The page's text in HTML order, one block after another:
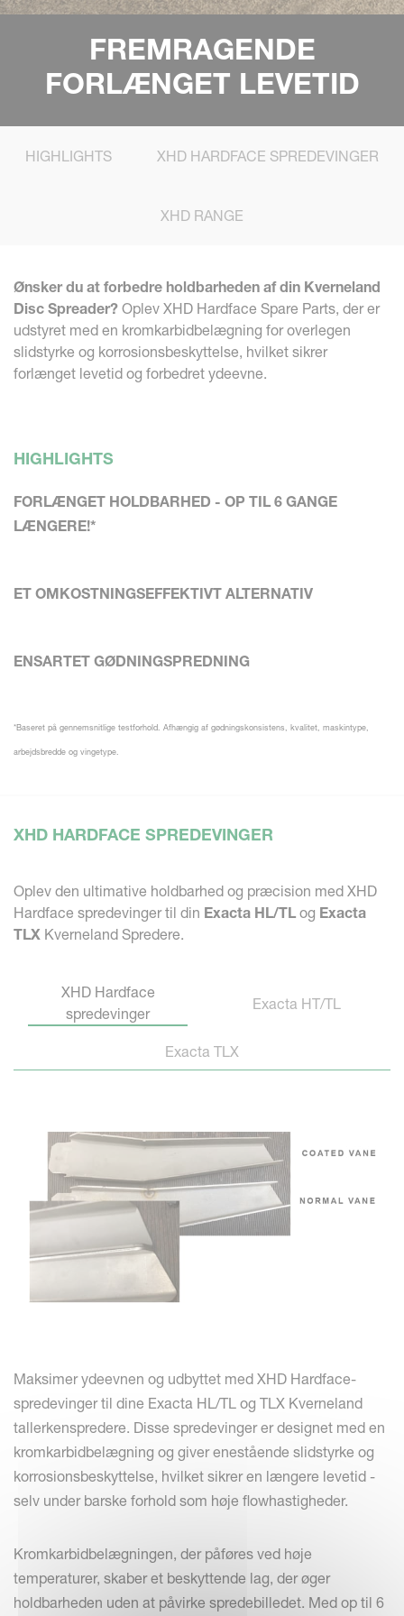
FREMRAGENDE
FORLÆNGET LEVETID
HIGHLIGHTS XHD HARDFACE SPREDEVINGER
XHD RANGE
Ønsker du at forbedre holdbarheden af din Kverneland
Disc Spreader? Oplev XHD Hardface Spare Parts, der er
udstyret med en kromkarbidbelægning for overlegen
slidstyrke og korrosionsbeskyttelse, hvilket sikrer
forlænget levetid og forbedret ydeevne.
HIGHLIGHTS
FORLÆNGET HOLDBARHED - OP TIL 6 GANGE
LÆNGERE!*
ET OMKOSTNINGSEFFEKTIVT ALTERNATIV
ENSARTET GØDNINGSPREDNING
*Baseret på gennemsnitlige testforhold. Afhængig af gødningskonsistens, kvalitet, maskintype,
arbejdsbredde og vingetype.
XHD HARDFACE SPREDEVINGER
Oplev den ultimative holdbarhed og præcision med XHD
Hardface spredevinger til din Exacta HL/TL og Exacta
TLX Kverneland Spredere.
XHD Hardface
spredevinger
Exacta HT/TL
Exacta TLX
Maksimer ydeevnen og udbyttet med XHD Hardface-
spredevinger til dine Exacta HL/TL og TLX Kverneland
tallerkenspredere. Disse spredevinger er designet med en
kromkarbidbelægning og giver enestående slidstyrke og
korrosionsbeskyttelse, hvilket sikrer en længere levetid -
selv under barske forhold som høje flowhastigheder.
Kromkarbidbelægningen, der påføres ved høje
temperaturer, skaber et beskyttende lag, der øger
holdbarheden uden at påvirke spredebilledet. Med op til 6